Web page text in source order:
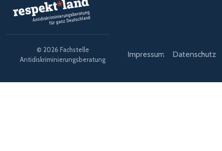
© 2026 Fachstelle
Antidiskriminierungsberatung
Impressum Datenschutz